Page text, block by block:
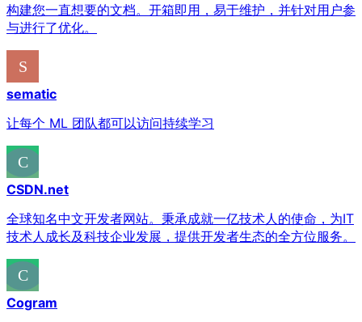
构建您一直想要的文档。开箱即用，易于维护，并针对用户参
与进行了优化。
sematic
让每个 ML 团队都可以访问持续学习
CSDN.net
全球知名中文开发者网站。秉承成就一亿技术人的使命，为IT
技术人成长及科技企业发展，提供开发者生态的全方位服务。
Cogram